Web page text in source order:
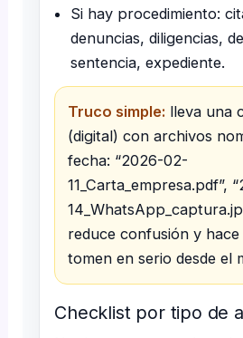
Si hay procedimiento:
denuncias, diligencias,
sentencia, expediente.
Truco simple: lleva una
(digital) con archivos
fecha: “2026-02-
11_Carta_empresa.pdf”,
reduce confusión y
tomen en serio desde el
Checklist por tipo de